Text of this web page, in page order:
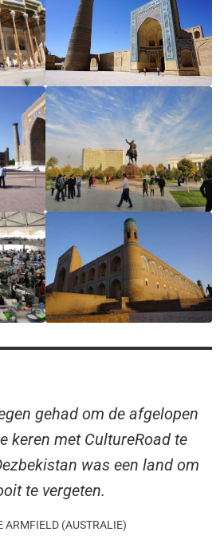
gehad om de afgelopen
keren met CultureRoad te
was een land om
te vergeten.
ARMFIELD (AUSTRALIE)